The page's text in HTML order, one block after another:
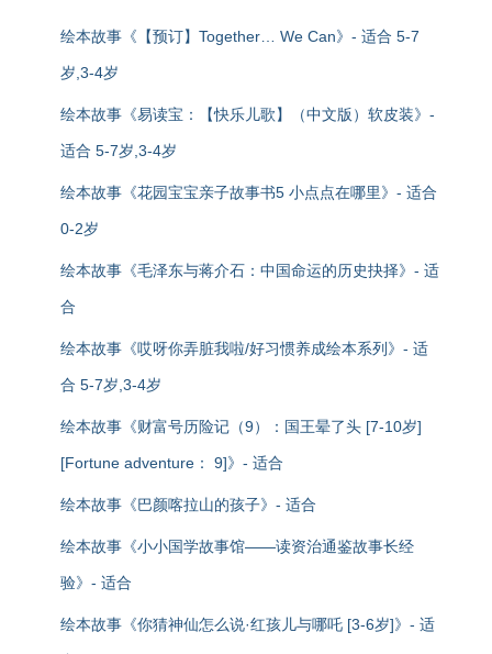
绘本故事《【预订】Together… We Can》- 适合 5-7
岁,3-4岁
绘本故事《易读宝：【快乐儿歌】（中文版）软皮装》-
适合 5-7岁,3-4岁
绘本故事《花园宝宝亲子故事书5 小点点在哪里》- 适合
0-2岁
绘本故事《毛泽东与蒋介石：中国命运的历史抉择》- 适
合
绘本故事《哎呀你弄脏我啦/好习惯养成绘本系列》- 适
合 5-7岁,3-4岁
绘本故事《财富号历险记（9）：国王晕了头 [7-10岁]
[Fortune adventure： 9]》- 适合
绘本故事《巴颜喀拉山的孩子》- 适合
绘本故事《小小国学故事馆——读资治通鉴故事长经
验》- 适合
绘本故事《你猜神仙怎么说·红孩儿与哪吒 [3-6岁]》- 适